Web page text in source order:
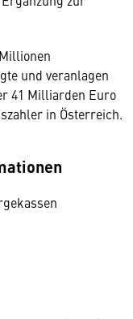
und veranlagen
41 Milliarden Euro
in Österreich.